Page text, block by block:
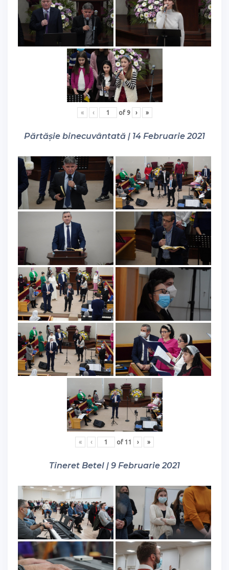
« ‹ of 9 › »
Părtășie binecuvântată | 14 Februarie 2021
« ‹ of 11 › »
Tineret Betel | 9 Februarie 2021